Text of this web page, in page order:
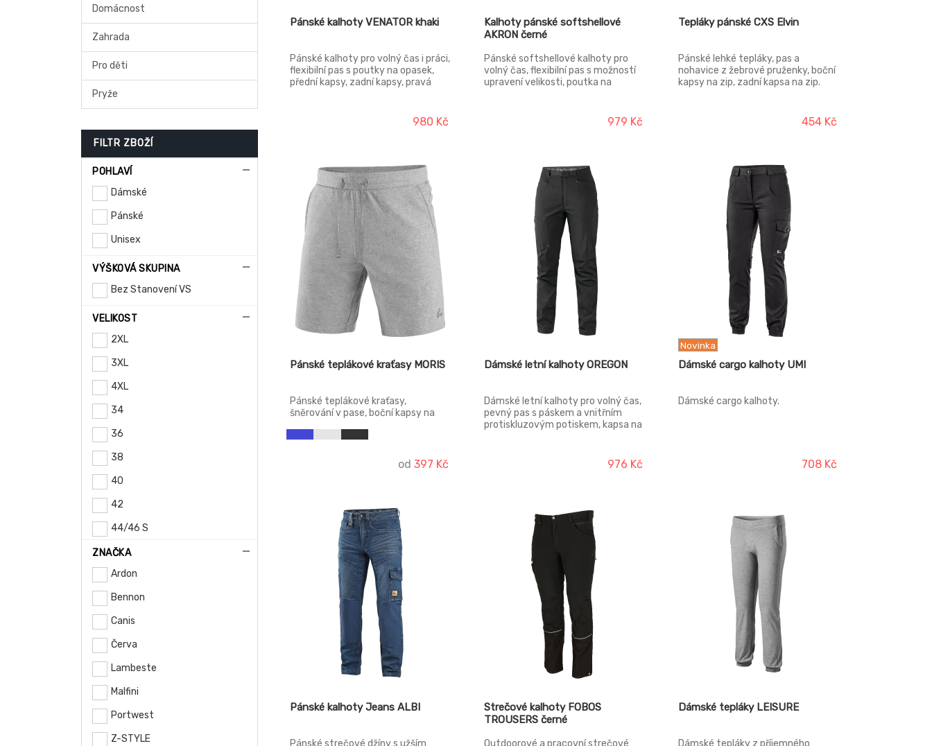
Domácnost
Zahrada
Pro děti
Pryže
FILTR ZBOŽÍ
POHLAVÍ
Dámské
Pánské
Unisex
VÝŠKOVÁ SKUPINA
Bez Stanovení VS
VELIKOST
2XL
3XL
4XL
34
36
38
40
42
44/46 S
44
44/46
46
48
48 - M
48/50
48/50 M
50
50 - L
ZNAČKA
Ardon
Bennon
Canis
Červa
Lambeste
Malfini
Portwest
Z-STYLE
Pánské kalhoty VENATOR khaki
Pánské kalhoty pro volný čas i práci,
flexibilní pas s poutky na opasek,
přední kapsy, zadní kapsy, pravá
kapsa na zip, odepínací nohavice,
reflexní doplňky. Zip odepínacích
nohavice.
980 Kč
Kalhoty pánské softshellové
AKRON černé
Pánské softshellové kalhoty pro
volný čas, flexibilní pas s možností
upravení velikosti, poutka na
kolenní části, reflexní doplňky, TPU
membrána. Odolnost materiálu
979 Kč
Tepláky pánské CXS Elvin
Pánské lehké tepláky, pas a
nohavice z žebrové pruženky, boční
kapsy na zip, zadní kapsa na zip.
454 Kč
Pánské teplákové kraťasy MORIS
Pánské teplákové kraťasy,
šněrování v pase, boční kapsy na
od 397 Kč
Dámské letní kalhoty OREGON
Dámské letní kalhoty pro volný čas,
pevný pas s páskem a vnitřním
protiskluzovým potiskem, kapsa na
976 Kč
Novinka
Dámské cargo kalhoty UMI
Dámské cargo kalhoty.
708 Kč
Pánské kalhoty Jeans ALBI
Pánské strečové džíny s užším
Strečové kalhoty FOBOS
TROUSERS černé
Outdoorové a pracovní strečové
Dámské tepláky LEISURE
Dámské tepláky z příjemného